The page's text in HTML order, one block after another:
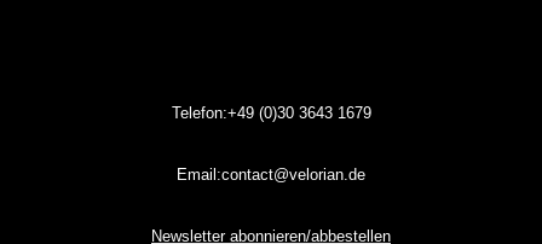
Telefon:+49 (0)3036431679
Email:contact@velorian.de
Newsletter abonnieren/abbestellen